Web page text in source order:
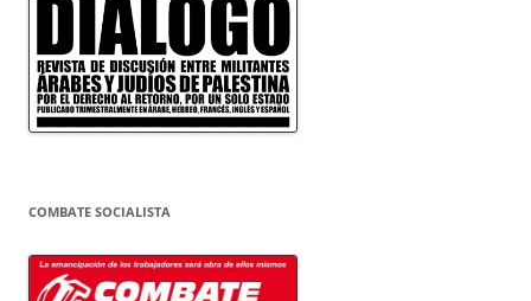
COMBATE SOCIALISTA